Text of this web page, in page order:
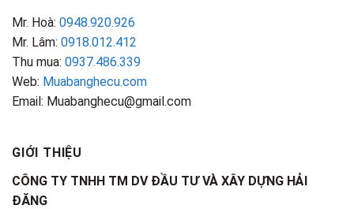
Mr. Hoà: 0948.920.926
Mr. Lâm: 0918.012.412
Thu mua: 0937.486.339
Web: Muabanghecu.com
Email: Muabanghecu@gmail.com
GIỚI THIỆU
CÔNG TY TNHH TM DV ĐẦU TƯ VÀ XÂY DỰNG HẢI
ĐĂNG